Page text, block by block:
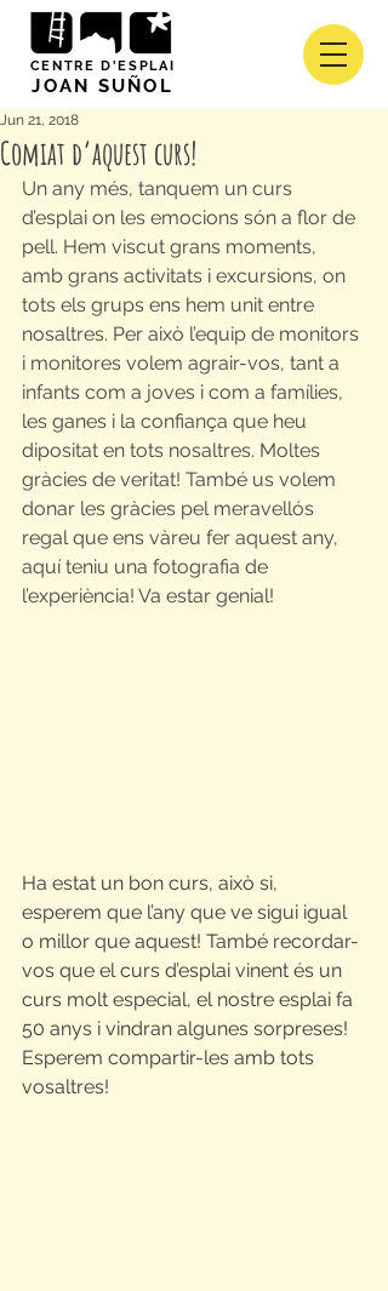
CENTRE D'ESPLAI
JOAN SUÑOL
Comiat d’aquest curs!
Jun 21, 2018
Un any més, tanquem un curs
d’esplai on les emocions són a flor de
pell. Hem viscut grans moments,
amb grans activitats i excursions, on
tots els grups ens hem unit entre
nosaltres. Per això l’equip de monitors
i monitores volem agrair-vos, tant a
infants com a joves i com a famílies,
les ganes i la confiança que heu
dipositat en tots nosaltres. Moltes
gràcies de veritat! També us volem
donar les gràcies pel meravellós
regal que ens vàreu fer aquest any,
aquí teniu una fotografia de
l’experiència! Va estar genial!
Ha estat un bon curs, això si,
esperem que l’any que ve sigui igual
o millor que aquest! També recordar-
vos que el curs d’esplai vinent és un
curs molt especial, el nostre esplai fa
50 anys i vindran algunes sorpreses!
Esperem compartir-les amb tots
vosaltres!